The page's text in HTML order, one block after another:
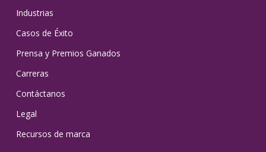
Industrias
Casos de Éxito
Prensa y Premios Ganados
Carreras
Contáctanos
Legal
Recursos de marca